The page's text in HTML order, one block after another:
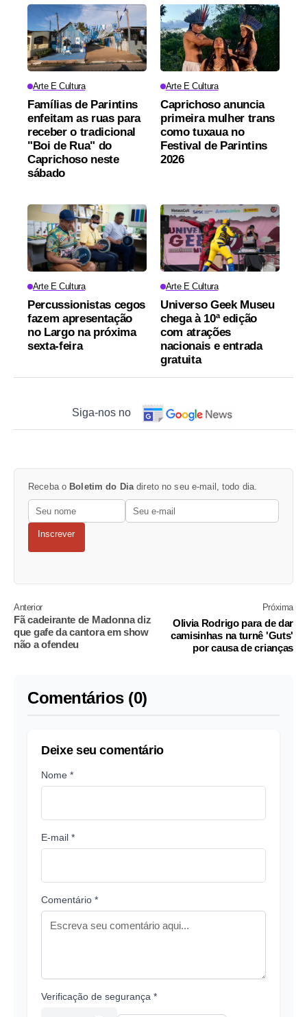
Arte E Cultura
Famílias de Parintins
enfeitam as ruas para
receber o tradicional
"Boi de Rua" do
Caprichoso neste
sábado
Arte E Cultura
Caprichoso anuncia
primeira mulher trans
como tuxaua no
Festival de Parintins
2026
Arte E Cultura
Percussionistas cegos
fazem apresentação
no Largo na próxima
sexta-feira
Arte E Cultura
Universo Geek Museu
chega à 10ª edição
com atrações
nacionais e entrada
gratuita
Siga-nos no
Receba o Boletim do Dia direto no seu e-mail, todo dia.
Inscrever
Anterior
Fã cadeirante de Madonna diz
que gafe da cantora em show
não a ofendeu
Próxima
Olivia Rodrigo para de dar
camisinhas na turnê 'Guts'
por causa de crianças
Comentários (0)
Deixe seu comentário
Nome *
E-mail *
Comentário *
Verificação de segurança *